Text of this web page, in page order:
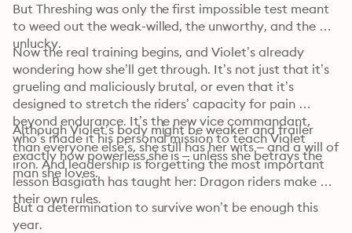
But Threshing was only the first impossible test meant
to weed out the weak-willed, the unworthy, and the
Now the real training begins, and Violet’s already
wondering how she’ll get through. It’s not just that it’s
grueling and maliciously brutal, or even that it’s
designed to stretch the riders’ capacity for pain
beyond endurance. It’s the new vice commandant,
who’s made it his personal mission to teach Violet
exactly how powerless she is – unless she betrays the
man she loves.
Although Violet’s body might be weaker and frailer
than everyone else’s, she still has her wits – and a will of
iron. And leadership is forgetting the most important
lesson Basgiath has taught her: Dragon riders make
But a determination to survive won’t be enough this
year.